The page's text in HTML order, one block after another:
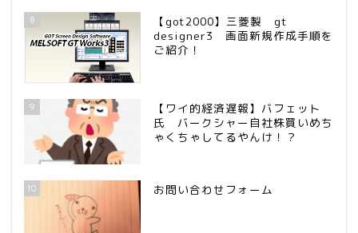
8
【got2000】三菱製 gt
designer3 画面新規作成手順を
ご紹介！
9
【ワイ的経済遅報】バフェット
氏 バークシャー自社株買いめち
ゃくちゃしてるやんけ！？
10 お問い合わせフォーム